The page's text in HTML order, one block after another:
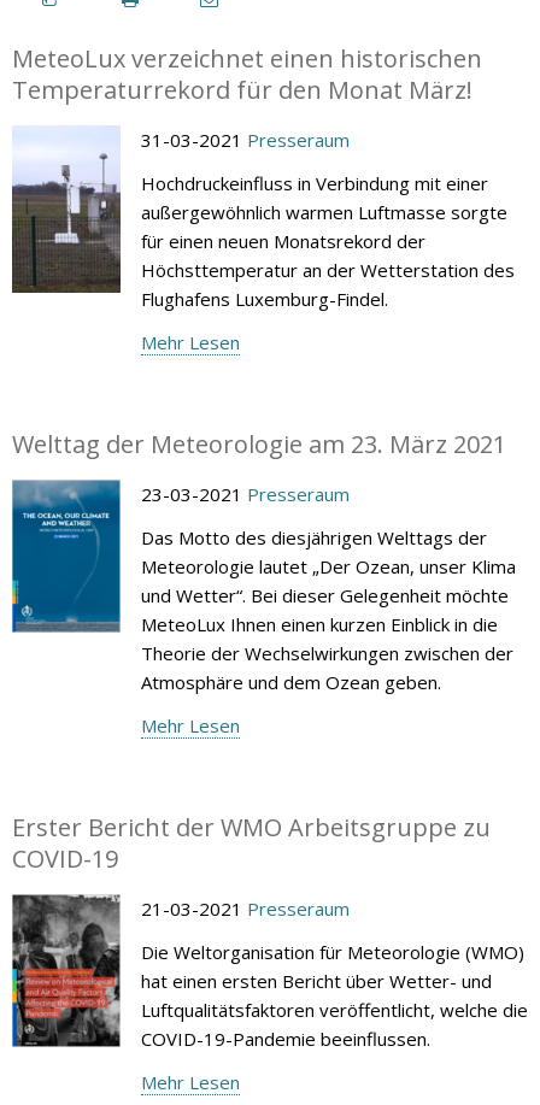
MeteoLux verzeichnet einen historischen
Temperaturrekord für den Monat März!
31-03-2021 Presseraum
Hochdruckeinfluss in Verbindung mit einer
außergewöhnlich warmen Luftmasse sorgte
für einen neuen Monatsrekord der
Höchsttemperatur an der Wetterstation des
Flughafens Luxemburg-Findel.
Mehr Lesen
Welttag der Meteorologie am 23. März 2021
23-03-2021 Presseraum
Das Motto des diesjährigen Welttags der
Meteorologie lautet „Der Ozean, unser Klima
und Wetter“. Bei dieser Gelegenheit möchte
MeteoLux Ihnen einen kurzen Einblick in die
Theorie der Wechselwirkungen zwischen der
Atmosphäre und dem Ozean geben.
Mehr Lesen
Erster Bericht der WMO Arbeitsgruppe zu
COVID-19
21-03-2021 Presseraum
Die Weltorganisation für Meteorologie (WMO)
hat einen ersten Bericht über Wetter- und
Luftqualitätsfaktoren veröffentlicht, welche die
COVID-19-Pandemie beeinflussen.
Mehr Lesen